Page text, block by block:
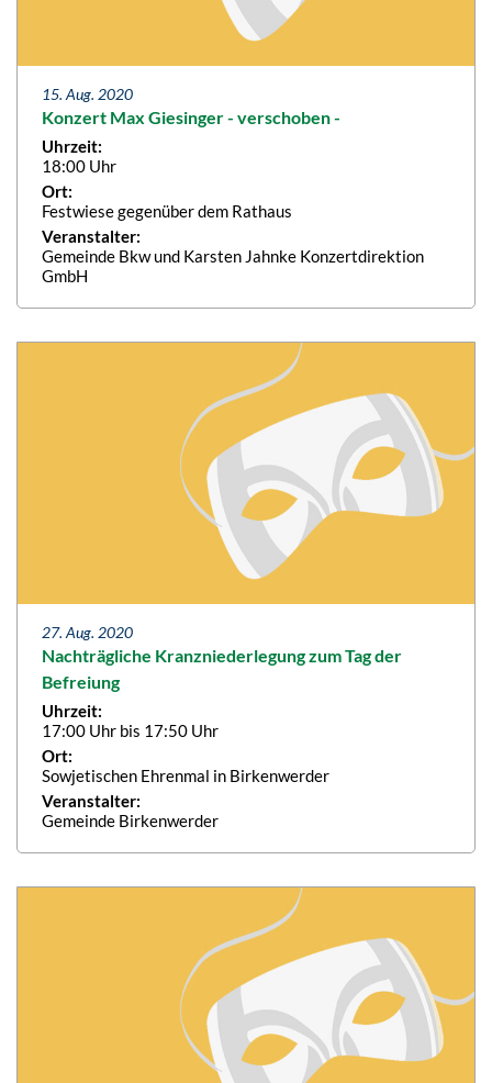
15. Aug. 2020
Konzert Max Giesinger - verschoben -
Uhrzeit:
18:00 Uhr
Ort:
Festwiese gegenüber dem Rathaus
Veranstalter:
Gemeinde Bkw und Karsten Jahnke Konzertdirektion
GmbH
27. Aug. 2020
Nachträgliche Kranzniederlegung zum Tag der
Befreiung
Uhrzeit:
17:00 Uhr bis 17:50 Uhr
Ort:
Sowjetischen Ehrenmal in Birkenwerder
Veranstalter:
Gemeinde Birkenwerder